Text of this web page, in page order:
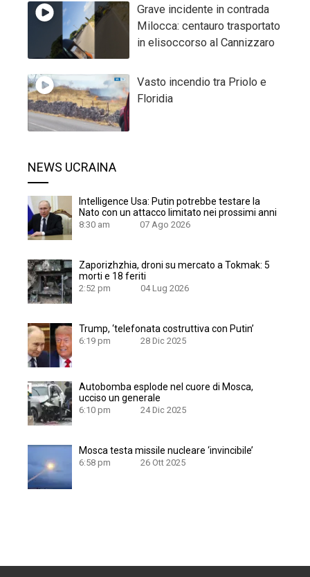
Grave incidente in contrada
Milocca: centauro trasportato
in elisoccorso al Cannizzaro
Vasto incendio tra Priolo e
Floridia
NEWS UCRAINA
Intelligence Usa: Putin potrebbe testare la
Nato con un attacco limitato nei prossimi anni
8:30 am 07 Ago 2026
Zaporizhzhia, droni su mercato a Tokmak: 5
morti e 18 feriti
2:52 pm 04 Lug 2026
Trump, ‘telefonata costruttiva con Putin’
6:19 pm 28 Dic 2025
Autobomba esplode nel cuore di Mosca,
ucciso un generale
6:10 pm 24 Dic 2025
Mosca testa missile nucleare ‘invincibile’
6:58 pm 26 Ott 2025